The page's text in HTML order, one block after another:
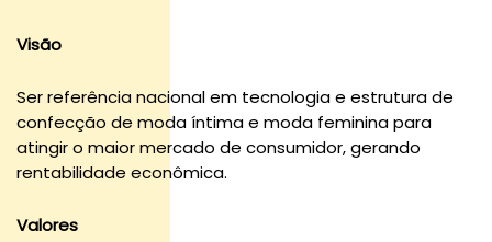
Visão
Ser referência nacional em tecnologia e estrutura de
confecção de moda íntima e moda feminina para
atingir o maior mercado de consumidor, gerando
rentabilidade econômica.
Valores